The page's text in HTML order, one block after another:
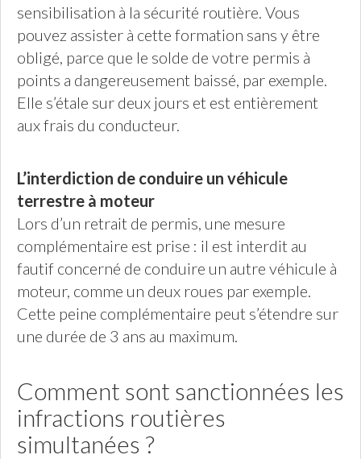
sensibilisation à la sécurité routière. Vous
pouvez assister à cette formation sans y être
obligé, parce que le solde de votre permis à
points a dangereusement baissé, par exemple.
Elle s’étale sur deux jours et est entièrement
aux frais du conducteur.
L’interdiction de conduire un véhicule
terrestre à moteur
Lors d’un retrait de permis, une mesure
complémentaire est prise : il est interdit au
fautif concerné de conduire un autre véhicule à
moteur, comme un deux roues par exemple.
Cette peine complémentaire peut s’étendre sur
une durée de 3 ans au maximum.
Comment sont sanctionnées les
infractions routières
simultanées ?